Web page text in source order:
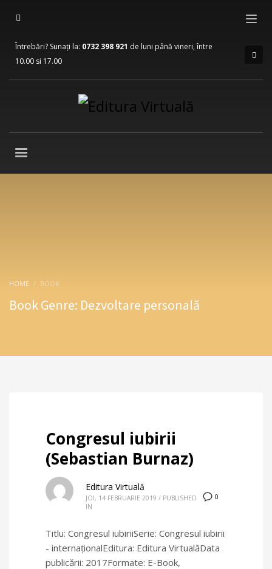
Întrebări? Sunați la: 0732 398 921 de luni până vineri, între
10.00 si 17.00
HOME BOOK
Book Genre: Dezvoltare personală
Congresul iubirii
(Sebastian Burnaz)
0
Editura Virtuală
JOI, 14 FEBRUARIE 2019 / PUBLISHED
IN
Titlu: Congresul iubiriiSerie: Congresul iubirii
- internaționalEditura: Editura VirtualăData
publicării: 2017Formate: E-Book,